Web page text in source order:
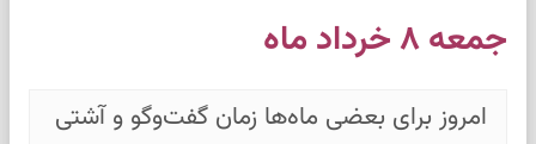
جمعه ۸ خرداد ماه
امروز برای بعضی ماه‌ها زمان گفت‌وگو و آشتی